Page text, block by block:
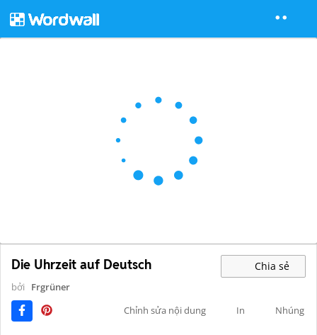
Die Uhrzeit auf Deutsch Chia sẻ
bởi
Frgrüner
Chỉnh sửa nội dung
In Nhúng